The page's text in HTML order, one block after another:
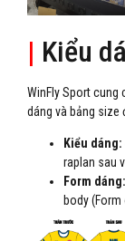
| Kiểu
WinFly Sport cung
dáng và bảng size
Kiểu dáng:
raplan sau
Form dáng:
body